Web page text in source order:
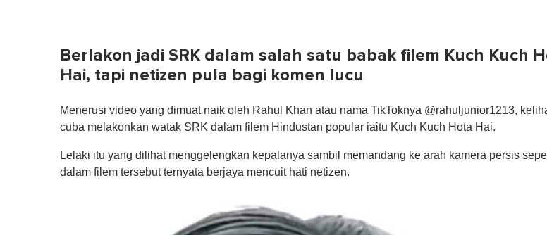
Berlakon jadi SRK dalam salah satu babak filem Kuch Kuch
Hai, tapi netizen pula bagi komen lucu
Menerusi video yang dimuat naik oleh Rahul Khan atau nama TikToknya @rahuljunior1213,
cuba melakonkan watak SRK dalam filem Hindustan popular iaitu Kuch Kuch Hota Hai.
Lelaki itu yang dilihat menggelengkan kepalanya sambil memandang ke arah kamera persis
dalam filem tersebut ternyata berjaya mencuit hati netizen.